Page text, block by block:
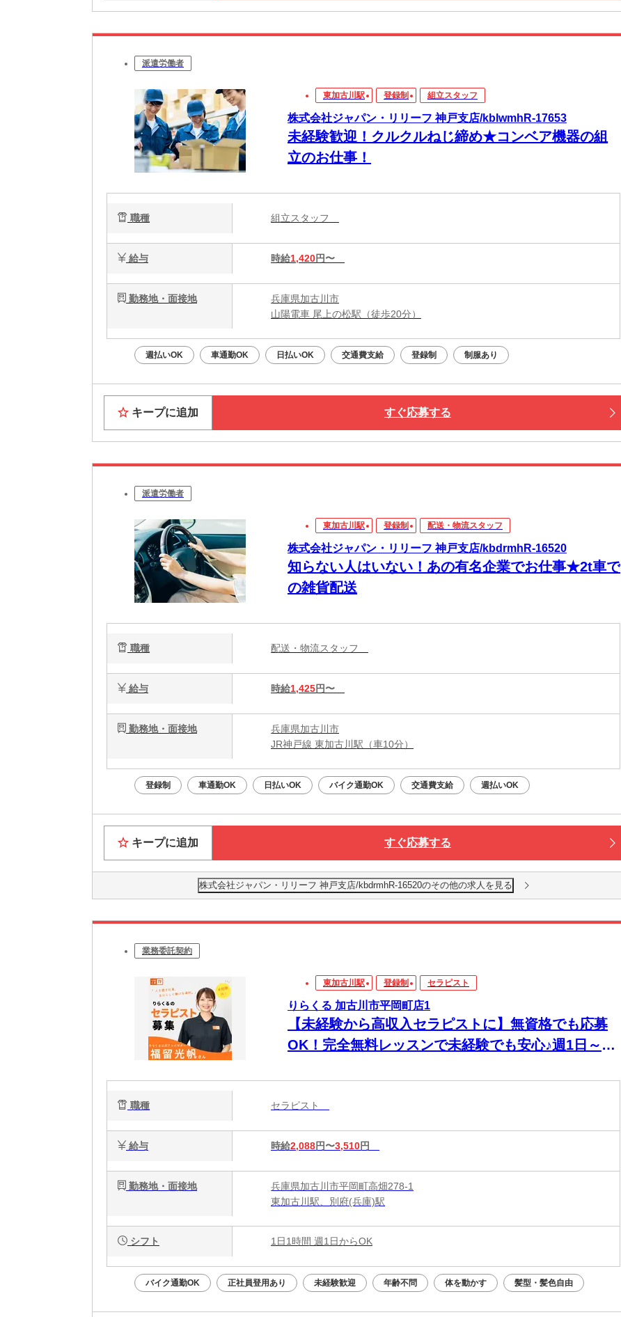
派遣労働者
東加古川駅 登録制 組立スタッフ
株式会社ジャパン・リリーフ 神戸支店/kblwmhR-17653
未経験歓迎！クルクルねじ締め★コンベア機器の組
立のお仕事！
職種 組立スタッフ
給与 時給1,420円〜
勤務地・面接地
兵庫県加古川市
山陽電車 尾上の松駅（徒歩20分）
週払いOK 車通勤OK 日払いOK 交通費支給 登録制 制服あり
キープに追加 すぐ応募する
派遣労働者
東加古川駅 登録制 配送・物流スタッフ
株式会社ジャパン・リリーフ 神戸支店/kbdrmhR-16520
知らない人はいない！あの有名企業でお仕事★2t車で
の雑貨配送
職種 配送・物流スタッフ
給与 時給1,425円〜
勤務地・面接地
兵庫県加古川市
JR神戸線 東加古川駅（車10分）
登録制 車通勤OK 日払いOK バイク通勤OK 交通費支給 週払いOK
キープに追加 すぐ応募する
株式会社ジャパン・リリーフ 神戸支店/kbdrmhR-16520のその他の求人を見る
業務委託契約
東加古川駅 登録制 セラピスト
りらくる 加古川市平岡町店1
【未経験から高収入セラピストに】無資格でも応募
OK！完全無料レッスンで未経験でも安心♪週1日～1
職種 セラピスト
給与 時給2,088円〜3,510円
勤務地・面接地
兵庫県加古川市平岡町高畑278-1
東加古川駅、別府(兵庫)駅
シフト 1日1時間 週1日からOK
バイク通勤OK 正社員登用あり 未経験歓迎 年齢不問 体を動かす 髪型・髪色自由